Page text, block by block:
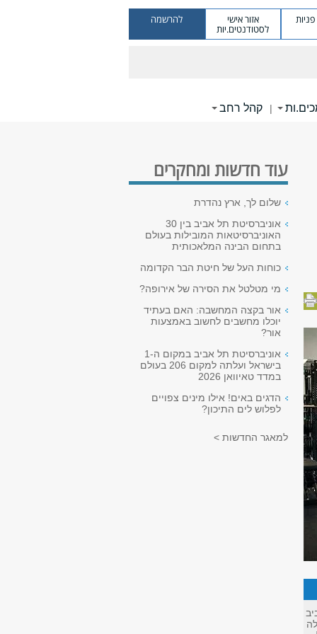
אזור אישי
לסטודנטים.יות
להרשמה
| קהל רחב
עוד חדשות ומחקרים
שלום לך, ארץ נהדרת
אוניברסיטת תל אביב בין 30
האוניברסיטאות המובילות בעולם
בתחום הבינה המלאכותית
כוחות העל של חיטת הבר הקדומה
מי מטלטל את הסירה של אירופה?
אור בקצה המחשבה: האם בעתיד
יוכלו מחשבים לחשוב באמצעות
אור?
אוניברסיטת תל אביב במקום ה-1
בישראל ועלתה למקום 206 בעולם
במדד טאיוואן 2026
הדגים באים! אילו מינים צפויים
לפלוש לים התיכון?
למאגר החדשות >